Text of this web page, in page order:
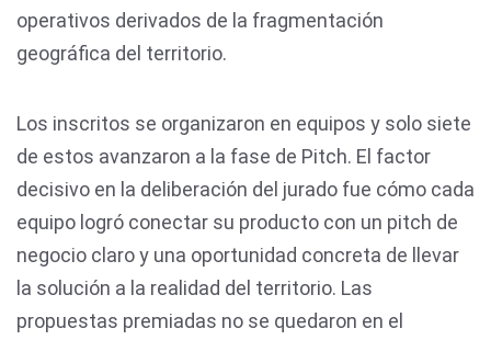
operativos derivados de la fragmentación
geográfica del territorio.
Los inscritos se organizaron en equipos y solo siete
de estos avanzaron a la fase de Pitch. El factor
decisivo en la deliberación del jurado fue cómo cada
equipo logró conectar su producto con un pitch de
negocio claro y una oportunidad concreta de llevar
la solución a la realidad del territorio. Las
propuestas premiadas no se quedaron en el